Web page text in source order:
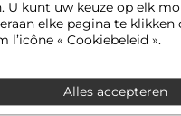
gratis
U kunt uw keuze op elk
elke pagina te klikken
l’icône « Cookiebeleid ».
Alles accepteren